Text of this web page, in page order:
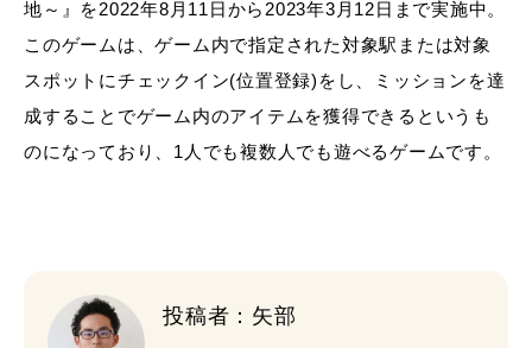
地～』を2022年8月11日から2023年3月12日まで実施中。
このゲームは、ゲーム内で指定された対象駅または対象
スポットにチェックイン(位置登録)をし、ミッションを達
成することでゲーム内のアイテムを獲得できるというも
のになっており、1人でも複数人でも遊べるゲームです。
投稿者：矢部